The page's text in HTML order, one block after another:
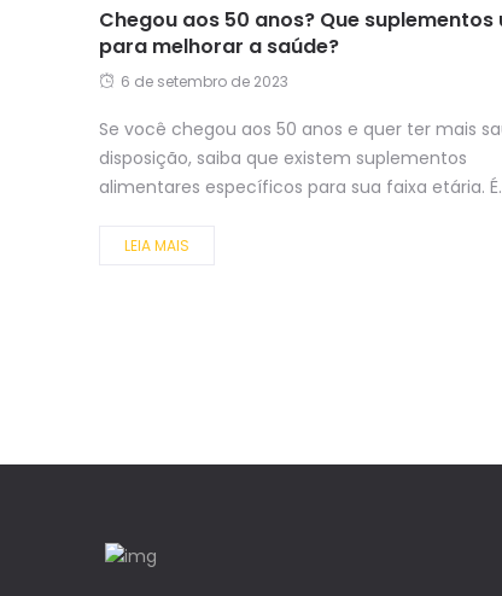
Chegou aos 50 anos? Que suplementos
para melhorar a saúde?
6 de setembro de 2023
Se você chegou aos 50 anos e quer ter mais
disposição, saiba que existem suplementos
alimentares específicos para sua faixa etária.
LEIA MAIS